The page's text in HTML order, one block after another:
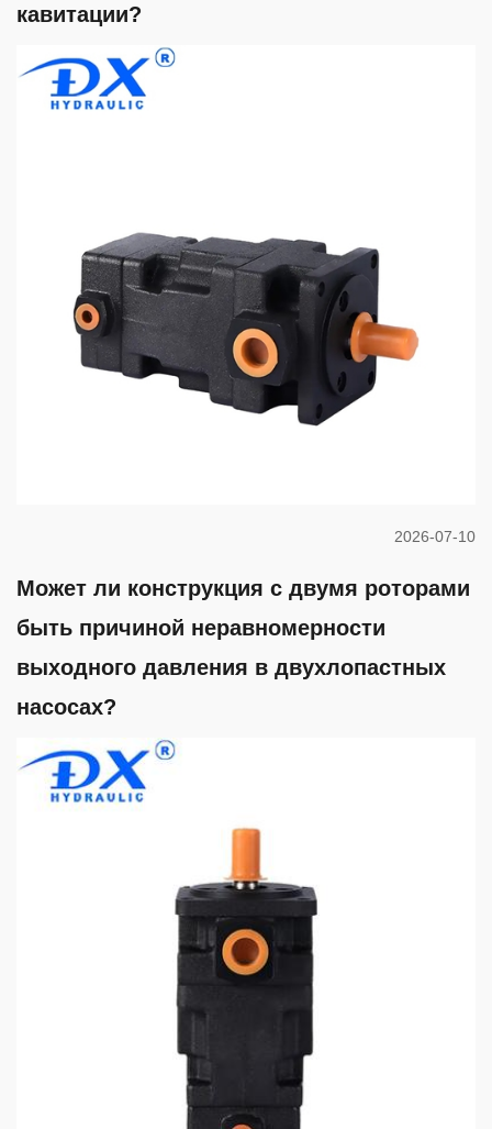
кавитации?
2026-07-10
Может ли конструкция с двумя роторами
быть причиной неравномерности
выходного давления в двухлопастных
насосах?